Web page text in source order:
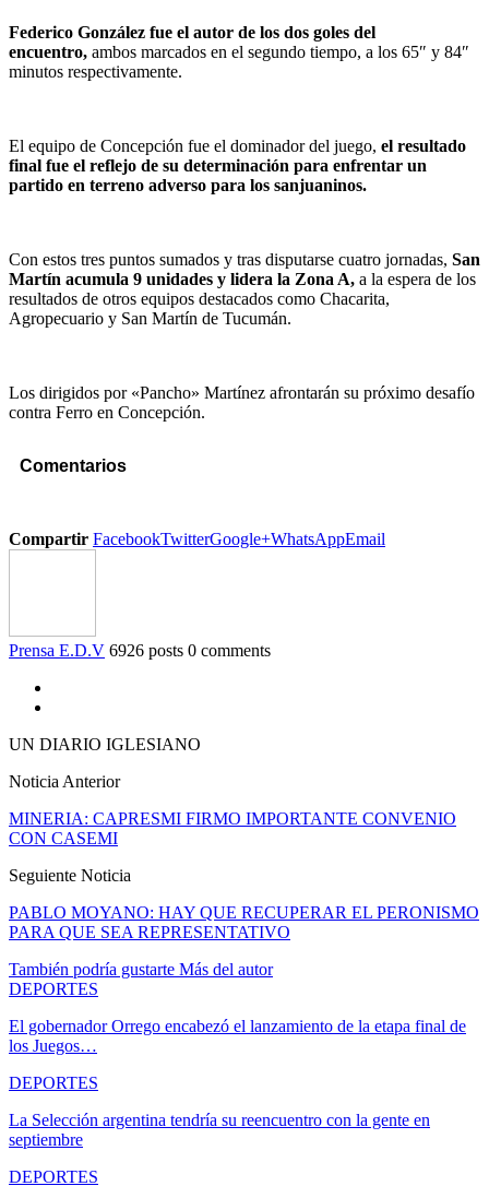
Federico González fue el autor de los dos goles del
encuentro, ambos marcados en el segundo tiempo, a los 65″ y 84″
minutos respectivamente.
El equipo de Concepción fue el dominador del juego, el resultado
final fue el reflejo de su determinación para enfrentar un
partido en terreno adverso para los sanjuaninos.
Con estos tres puntos sumados y tras disputarse cuatro jornadas, San
Martín acumula 9 unidades y lidera la Zona A, a la espera de los
resultados de otros equipos destacados como Chacarita,
Agropecuario y San Martín de Tucumán.
Los dirigidos por «Pancho» Martínez afrontarán su próximo desafío
contra Ferro en Concepción.
Comentarios
Compartir FacebookTwitterGoogle+WhatsAppEmail
Prensa E.D.V 6926 posts 0 comments
UN DIARIO IGLESIANO
Noticia Anterior
MINERIA: CAPRESMI FIRMO IMPORTANTE CONVENIO
CON CASEMI
Seguiente Noticia
PABLO MOYANO: HAY QUE RECUPERAR EL PERONISMO
PARA QUE SEA REPRESENTATIVO
También podría gustarte Más del autor
DEPORTES
El gobernador Orrego encabezó el lanzamiento de la etapa final de
los Juegos…
DEPORTES
La Selección argentina tendría su reencuentro con la gente en
septiembre
DEPORTES